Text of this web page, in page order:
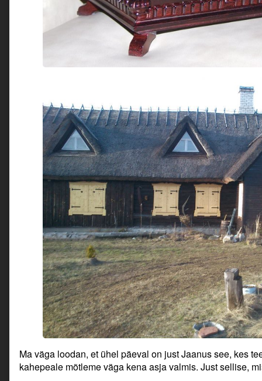
Ma väga loodan, et ühel päeval on just Jaanus see, kes
kahepeale mõtleme väga kena asja valmis. Just sellise,